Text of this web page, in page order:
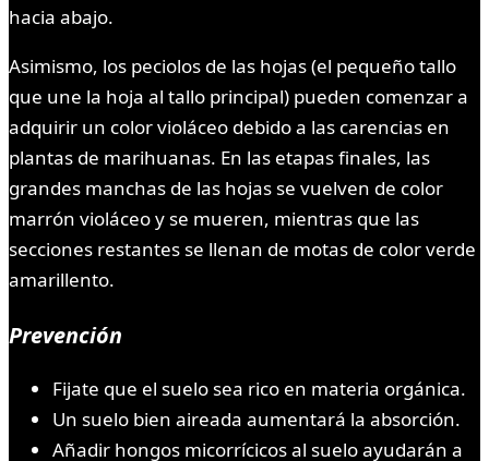
hacia abajo.
Asimismo, los peciolos de las hojas (el pequeño tallo
que une la hoja al tallo principal) pueden comenzar a
adquirir un color violáceo debido a las carencias en
plantas de marihuanas. En las etapas finales, las
grandes manchas de las hojas se vuelven de color
marrón violáceo y se mueren, mientras que las
secciones restantes se llenan de motas de color verde
amarillento.
Prevención
Fijate que el suelo sea rico en materia orgánica.
Un suelo bien aireada aumentará la absorción.
Añadir hongos micorrícicos al suelo ayudarán a